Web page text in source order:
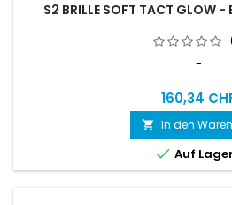
S2 BRILLE SOFT TACT GLOW -
-
160,34
 In den
 Auf Lager